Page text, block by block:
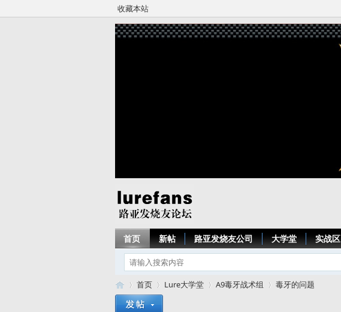
收藏本站
首页 新帖 路亚发烧友公司 大学堂 实战区
首页 Lure大学堂 A9毒牙战术组
毒牙的问题